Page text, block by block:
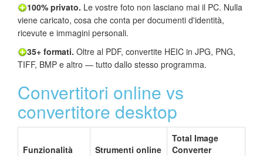
100% privato. Le vostre foto non lasciano mai il PC. Nulla
viene caricato, cosa che conta per documenti d'identità,
ricevute e immagini personali.
35+ formati. Oltre al PDF, convertite HEIC in JPG, PNG,
TIFF, BMP e altro — tutto dallo stesso programma.
Convertitori online vs
convertitore desktop
Funzionalità Strumenti online
Total Image
Converter